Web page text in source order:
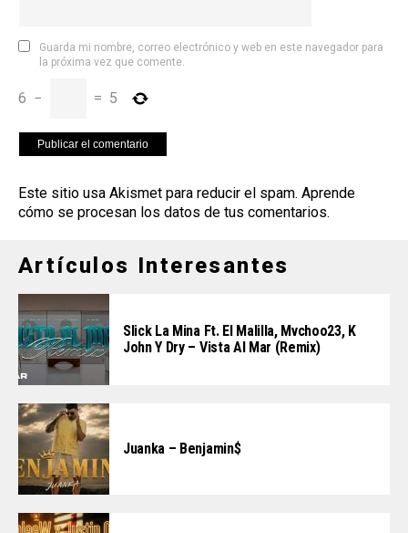
Guarda mi nombre, correo electrónico y web en este navegador para
la próxima vez que comente.
6 − = 5
Este sitio usa Akismet para reducir el spam. Aprende
cómo se procesan los datos de tus comentarios.
Artículos Interesantes
Slick La Mina Ft. El Malilla, Mvchoo23, K
John Y Dry – Vista Al Mar (Remix)
Juanka – Benjamin$